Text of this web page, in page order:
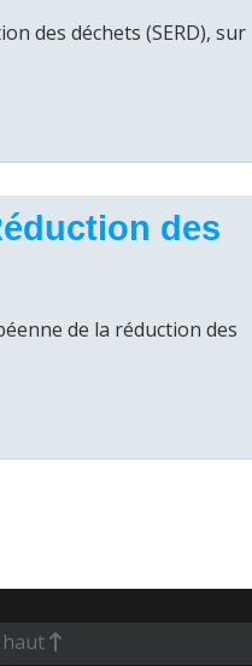
des déchets (SERD), sur
des
de la réduction des